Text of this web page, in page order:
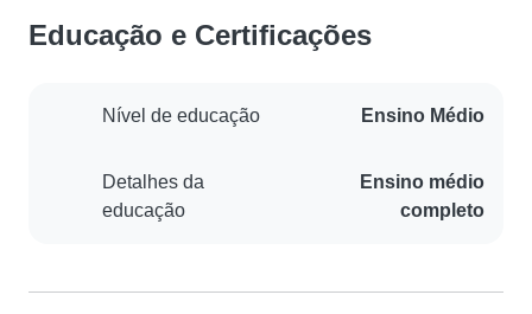
Educação e Certificações
Nível de educação Ensino Médio
Detalhes da
educação
Ensino médio
completo